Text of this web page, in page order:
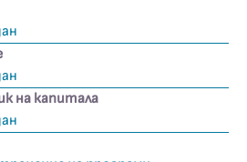
на капитала